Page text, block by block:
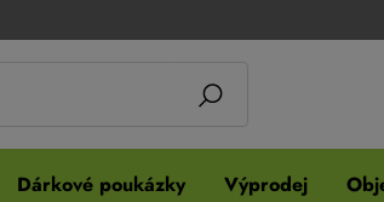
Dárkové poukázky Výprodej